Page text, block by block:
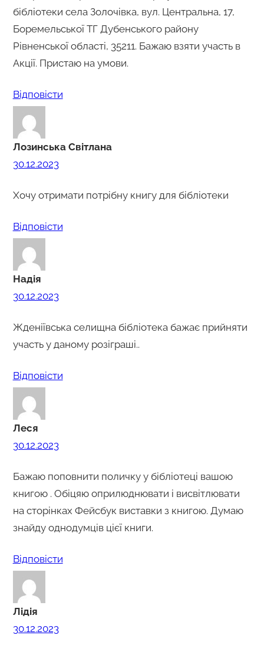
бібліотеки села Золочівка, вул. Центральна, 17,
Боремельської ТГ Дубенського району
Рівненської області, 35211. Бажаю взяти участь в
Акції. Пристаю на умови.
Відповіcти
Лозинська Світлана
30.12.2023
Хочу отримати потрібну книгу для бібліотеки
Відповіcти
Надія
30.12.2023
Жденіївська селищна бібліотека бажає прийняти
участь у даному розіграші..
Відповіcти
Леся
30.12.2023
Бажаю поповнити поличку у бібліотеці вашою
книгою . Обіцяю оприлюднювати і висвітлювати
на сторінках Фейсбук виставки з книгою. Думаю
знайду однодумців цієї книги.
Відповіcти
Лідія
30.12.2023